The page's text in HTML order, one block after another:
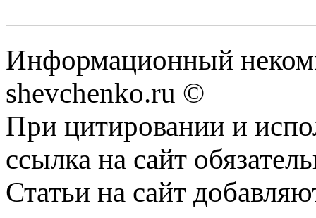
Информационный
shevchenko.ru ©
При цитировании и
ссылка на сайт
Статьи на сайт